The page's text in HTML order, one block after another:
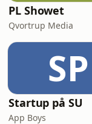
PL Showet
Qvortrup Media
SP
Startup på SU
App Boys